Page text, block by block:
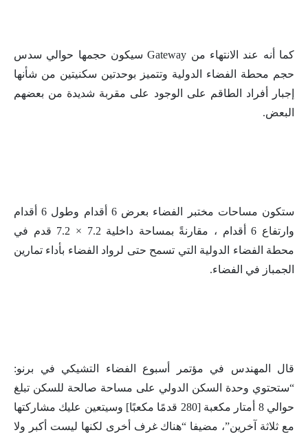
كما أنه عند الانتهاء من Gateway سيكون حجمها حوالي سدس
حجم محطة الفضاء الدولية وتتميز بوحدتين سكنيتين من شأنها
إجبار أفراد الطاقم على الوجود على مقربة شديدة من بعضهم
البعض.
ستكون مساحات مختبر الفضاء بعرض 6 أقدام وطول 6 أقدام
وارتفاع 6 أقدام ، مقارنةً بمساحة داخلية 7.2 × 7.2 قدم في
محطة الفضاء الدولية التي تسمح حتى لرواد الفضاء بأداء تمارين
الجمباز في الفضاء.
قال المهندس في مؤتمر أسبوع الفضاء التشيكي في برنو:
“ستحتوي وحدة السكن الدولي على مساحة صالحة للسكن تبلغ
حوالي 8 أمتار مكعبة [280 قدمًا مكعبًا] وسيتعين عليك مشاركتها
مع ثلاثة آخرين”، مضيفا “هناك غرف أخرى لكنها ليست أكبر ولا